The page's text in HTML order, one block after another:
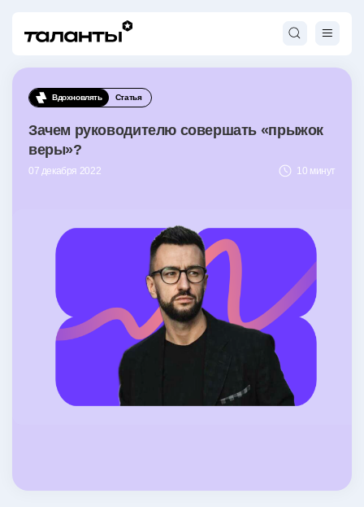
Вдохновлять Статья
Зачем руководителю совершать «прыжок
веры»?
07 декабря 2022 10 минут